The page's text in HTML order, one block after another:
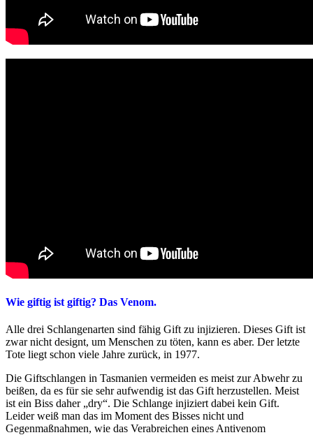
Wie giftig ist giftig? Das Venom.
Alle drei Schlangenarten sind fähig Gift zu injizieren. Dieses Gift ist
zwar nicht designt, um Menschen zu töten, kann es aber. Der letzte
Tote liegt schon viele Jahre zurück, in 1977.
Die Giftschlangen in Tasmanien vermeiden es meist zur Abwehr zu
beißen, da es für sie sehr aufwendig ist das Gift herzustellen. Meist
ist ein Biss daher „dry“. Die Schlange injiziert dabei kein Gift.
Leider weiß man das im Moment des Bisses nicht und
Gegenmaßnahmen, wie das Verabreichen eines Antivenom